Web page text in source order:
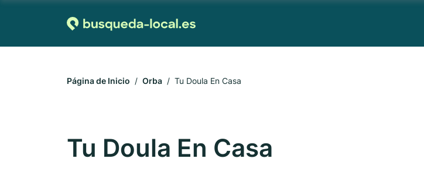
Página de Inicio Orba Tu Doula En Casa
Tu Doula En Casa